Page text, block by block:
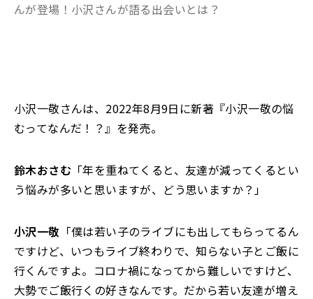
んが登場！小沢さんが語る出会いとは？
小沢一敬さんは、2022年8月9日に新著『小沢一敬の悩
むってなんだ！？』を発売。
鈴木おさむ 「年を重ねてくると、友達が減ってくるとい
う悩みが多いと思いますが、どう思いますか？」
小沢一敬 「僕は若い子のライブにも出してもらってるん
ですけど、いつもライブ終わりで、知らない子とご飯に
行くんですよ。コロナ禍になってから難しいですけど、
大勢でご飯行くの好きなんです。だから若い友達が増え